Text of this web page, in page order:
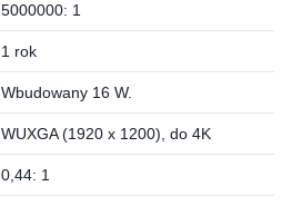
5000000: 1
1 rok
Wbudowany 16 W.
WUXGA (1920 x 1200), do 4K
0,44: 1